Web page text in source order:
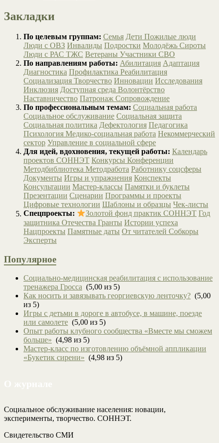
Закладки
По целевым группам: Семья Дети Пожилые люди
Люди с ОВЗ Инвалиды Подростки Молодёжь Сироты
Люди с РАС ТЖС Ветераны Участники СВО
По направлениям работы: Абилитация Адаптация
Диагностика Профилактика Реабилитация
Социализация Творчество Инновации Исследования
Инклюзия Доступная среда Волонтёрство
Наставничество Патронаж Сопровождение
По профессиональным темам: Социальная работа
Социальное обслуживание Социальная защита
Социальная политика Дефектология Педагогика
Психология Медико-социальная работа Некоммерческий
сектор Управление в социальной сфере
Для идей, вдохновения, текущей работы: Календарь
проектов СОННЭТ Конкурсы Конференции
Методбиблиотека Методработа Работнику соцсферы
Документы Игры и упражнения Конспекты
Консультации Мастер-классы Памятки и буклеты
Презентации Сценарии Программы и проекты
Цифровые технологии Шаблоны и образцы Чек-листы
Спецпроекты:
Золотой фонд практик СОННЭТ Год
защитника Отечества Гранты Истории успеха
Нацпроекты Памятные даты От читателей Собкоры
Эксперты
Популярное
Социально-медицинская реабилитация с использование
тренажера Гросса (5,00 из 5)
Как носить и завязывать георгиевскую ленточку? (5,00
из 5)
Игры с детьми в дороге в автобусе, в машине, поезде
или самолете (5,00 из 5)
Опыт работы клубного сообщества «Вместе мы сможем
больше» (4,98 из 5)
Мастер-класс по изготовлению объёмной аппликации
«Букетик сирени» (4,98 из 5)
Социальное обслуживание населения: новации,
эксперименты, творчество. СОННЭТ.
Свидетельство СМИ